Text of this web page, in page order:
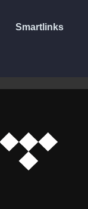
Smartlinks